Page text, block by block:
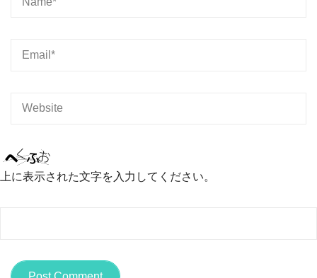
上に表示された文字を入力してください。